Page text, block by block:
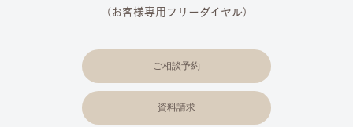
（お客様専用フリーダイヤル）
ご相談予約
資料請求